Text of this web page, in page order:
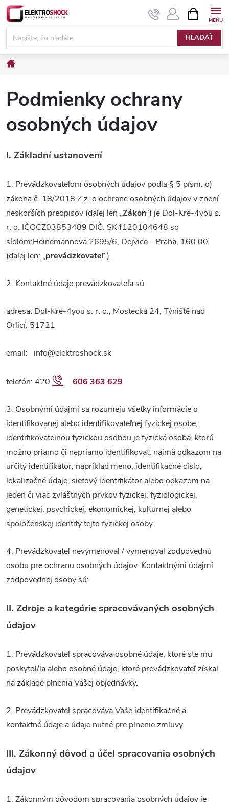
Prejsť
na
obsah
HĽADAŤ
KOŠÍK
Podmienky ochrany
osobných údajov
I. Základní ustanovení
1. Prevádzkovateľom osobných údajov podľa § 5 písm. o)
zákona č. 18/2018 Z.z. o ochrane osobných údajov v znení
neskorších predpisov (ďalej len „Zákon“) je Dol-Kre-4you s.
r. o. IČOCZ03853489 DIČ: SK4120104648 so
sídlom:Heinemannova 2695/6, Dejvice - Praha, 160 00
(ďalej len: „prevádzkovateľ“).
2. Kontaktné údaje prevádzkovateľa sú
adresa: Dol-Kre-4you s. r. o., Mostecká 24, Týniště nad
Orlicí, 51721
email: info@elektroshock.sk
telefón: 420 606 363 629
3. Osobnými údajmi sa rozumejú všetky informácie o
identifikovanej alebo identifikovateľnej fyzickej osobe;
identifikovateľnou fyzickou osobou je fyzická osoba, ktorú
možno priamo či nepriamo identifikovať, najmä odkazom na
určitý identifikátor, napríklad meno, identifikačné číslo,
lokalizačné údaje, sieťový identifikátor alebo odkazom na
jeden či viac zvláštnych prvkov fyzickej, fyziologickej,
genetickej, psychickej, ekonomickej, kultúrnej alebo
spoločenskej identity tejto fyzickej osoby.
4. Prevádzkovateľ nevymenoval / vymenoval zodpovednú
osobu pre ochranu osobných údajov. Kontaktnými údajmi
zodpovednej osoby sú:
II. Zdroje a kategórie spracovávaných osobných
údajov
1. Prevádzkovateľ spracováva osobné údaje, ktoré ste mu
poskytol/la alebo osobné údaje, ktoré prevádzkovateľ získal
na základe plnenia Vašej objednávky.
2. Prevádzkovateľ spracováva Vaše identifikačné a
kontaktné údaje a údaje nutné pre plnenie zmluvy.
III. Zákonný dôvod a účel spracovania osobných
údajov
1. Zákonným dôvodom spracovania osobných údajov je